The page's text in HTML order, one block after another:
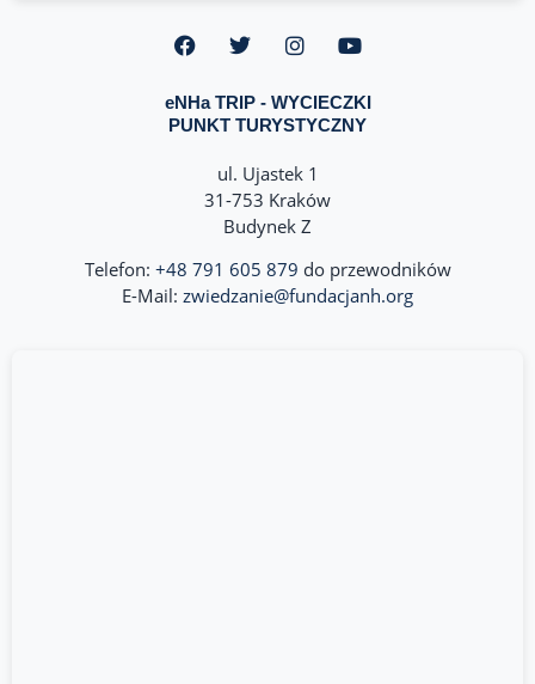
eNHa TRIP - WYCIECZKI
PUNKT TURYSTYCZNY
ul. Ujastek 1
31-753 Kraków
Budynek Z
Telefon: +48 791 605 879 do przewodników
E-Mail: zwiedzanie@fundacjanh.org